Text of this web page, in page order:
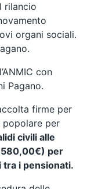
rilancio
organi sociali.
con
Pagano.
firme per
per
civili alle
580,00€) per
i pensionati.